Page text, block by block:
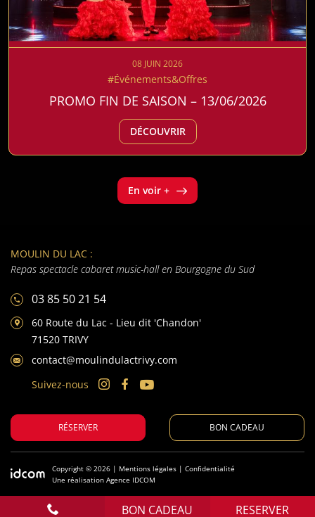
BON CADEAU RESERVER
08 JUIN 2026
#Événements&Offres
PROMO FIN DE SAISON – 13/06/2026
DÉCOUVRIR
En voir +
MOULIN DU LAC :
Repas spectacle cabaret music-hall en Bourgogne du Sud
03 85 50 21 54
60 Route du Lac - Lieu dit 'Chandon'
71520 TRIVY
contact@moulindulactrivy.com
Suivez-nous
RÉSERVER BON CADEAU
Copyright © 2026 | Mentions légales |Confidentialité
Une réalisationAgence IDCOM